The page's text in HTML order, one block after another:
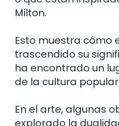
Milton.
Esto muestra cómo
trascendido su
ha encontrado un
de la cultura
En el arte, algunas
explorado la